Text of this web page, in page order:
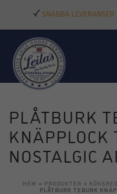
SNABBA LEVERANSER
PLÅTBURK
KNÄPPLOCK
NOSTALGIC
HEM » PRODUKTER »
PLÅTBURK TEBURK